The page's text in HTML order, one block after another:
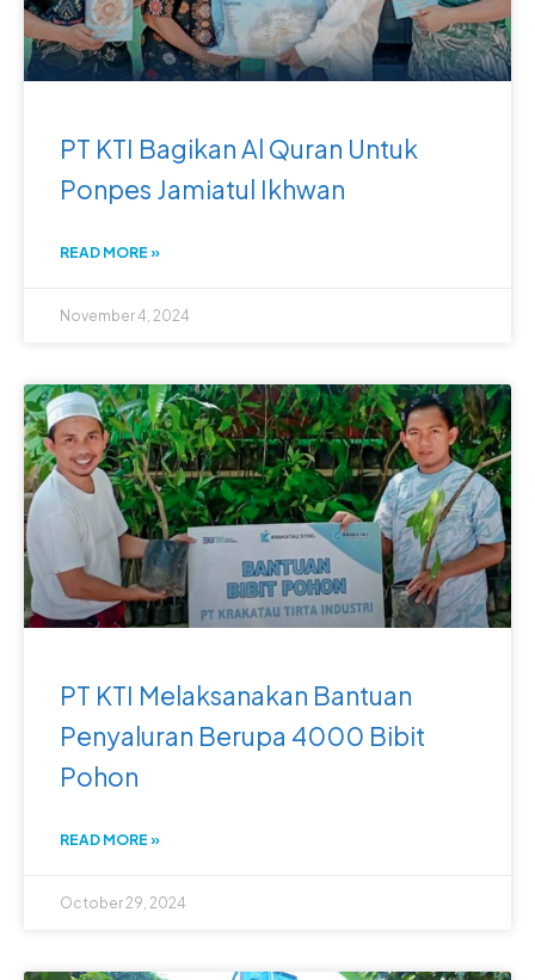
PT KTI Bagikan Al Quran Untuk
Ponpes Jamiatul Ikhwan
READ MORE »
November 4, 2024
PT KTI Melaksanakan Bantuan
Penyaluran Berupa 4000 Bibit
Pohon
READ MORE »
October 29, 2024